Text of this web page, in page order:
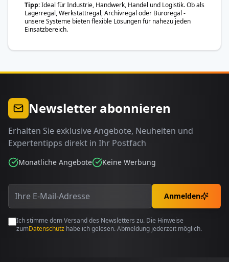
Tipp Ideal für Industrie, Handwerk, Handel und Logistik. Ob als
Lagerregal, Werkstattregal, Archivregal oder Büroregal -
unsere Systeme bieten flexible Lösungen für nahezu jeden
Einsatzbereich.
Newsletter abonnieren
Erhalten Sie exklusive Angebote, Neuheiten und
Expertentipps direkt in Ihr Postfach
Monatliche Angebote Keine Werbung
Anmelden
Ich stimme dem Versand des Newsletters zu. Die Hinweise
zumDatenschutz habe ich gelesen. Abmeldung jederzeit möglich.